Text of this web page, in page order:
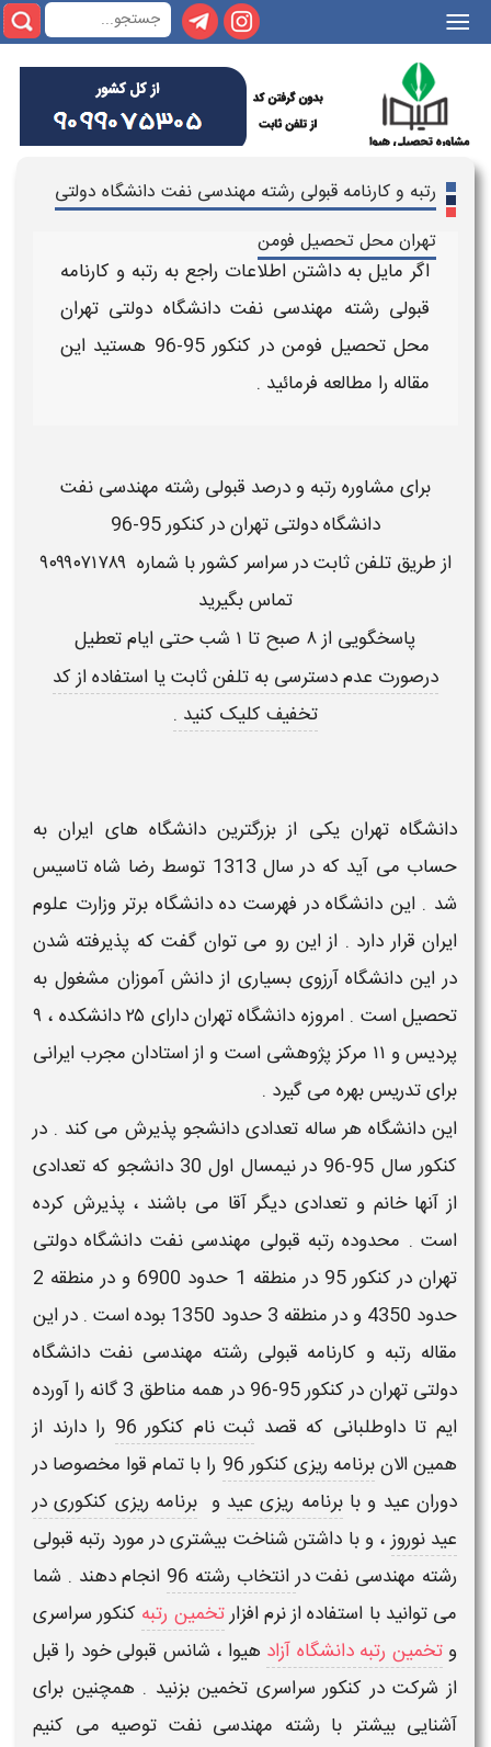
|||
رتبه و کارنامه قبولی رشته مهندسی نفت دانشگاه دولتی
تهران محل تحصیل فومن
اگر مایل به داشتن اطلاعات راجع به رتبه و کارنامه
قبولی رشته مهندسی نفت دانشگاه دولتی تهران
محل تحصیل فومن در کنکور 95-96
هستید این
مقاله را مطالعه فرمائید .
برای مشاوره رتبه و درصد قبولی رشته مهندسی نفت
دانشگاه دولتی تهران در کنکور 95-96
از طریق تلفن ثابت در سراسر کشور با شماره ۹۰۹۹۰۷۱۷۸۹
تماس بگیرید
پاسخگویی از ۸ صبح تا ۱ شب حتی ایام تعطیل
درصورت عدم دسترسی به تلفن ثابتیا استفاده ازکد
تخفیف کلیک کنید .
دانشگاه تهران یکی از بزرگترین دانشگاه های ایران به
حساب می آید که در سال 1313 توسط رضا شاه تاسیس
شد . این دانشگاه در فهرست ده دانشگاه برتر وزارت علوم
ایران قرار دارد . از این رو می توان گفت که پذیرفته شدن
در این دانشگاه آرزوی بسیاری از دانش آموزان مشغول به
تحصیل است . امروزه دانشگاه تهران دارای ۲۵ دانشکده ، ۹
پردیس و ۱۱ مرکز پژوهشی است و از استادان مجرب ایرانی
برای تدریس بهره می‌ گیرد .
این دانشگاه هر ساله تعدادی دانشجو پذیرش می کند . در
کنکور سال 95-96 در نیمسال اول 30 دانشجو که تعدادی
از آنها خانم و تعدادی دیگر آقا می باشند ، پذیرش کرده
است . محدوده رتبه قبولی مهندسی نفت دانشگاه دولتی
تهران
در کنکور 95 در منطقه 1 حدود 6900 و در منطقه 2
حدود 4350 و در منطقه 3 حدود 1350 بوده است . در این
مقاله رتبه و کارنامه قبولی رشته مهندسی نفت دانشگاه
دولتیتهران
در کنکور 95-96 در همه مناطق 3 گانه را آورده
ایم تا داوطلبانی که قصد ثبت نام کنکور 96
را دارند از
همین الانبرنامه ریزی کنکور 96
را با تمام قوا مخصوصا در
دوران عید و بابرنامه ریزی عید و برنامه ریزی کنکوری در
عید نوروز، و با داشتن شناخت بیشتری در مورد رتبه قبولی
رشته مهندسی نفتدرانتخاب رشته 96
انجام دهند . شما
می توانید با استفاده ازنرم افزارتخمین رتبه کنکور سراسری
وتخمین رتبه دانشگاه آزاد هیوا ، شانس قبولی خود را قبل
از شرکت در کنکور سراسری تخمین بزنید . همچنین برای
آشنایی بیشتر با رشته مهندسی نفت توصیه می کنیم